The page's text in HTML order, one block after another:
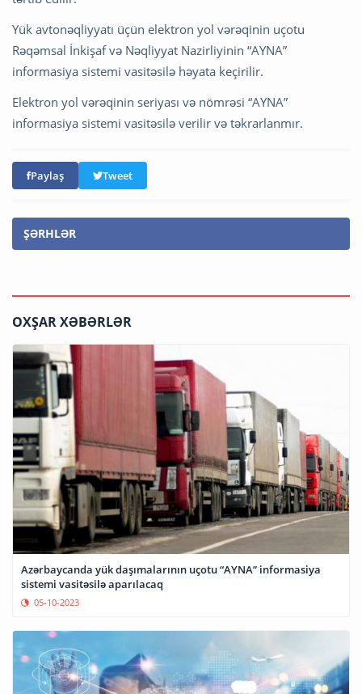
Yük avtonəqliyyatı üçün elektron yol vərəqinin uçotu
Rəqəmsal İnkişaf və Nəqliyyat Nazirliyinin “AYNA”
informasiya sistemi vasitəsilə həyata keçirilir.
Elektron yol vərəqinin seriyası və nömrəsi “AYNA”
informasiya sistemi vasitəsilə verilir və təkrarlanmır.
Paylaş Tweet
ŞƏRHLƏR
OXŞAR XƏBƏRLƏR
Azərbaycanda yük daşımalarının uçotu “AYNA” informasiya
sistemi vasitəsilə aparılacaq
05-10-2023